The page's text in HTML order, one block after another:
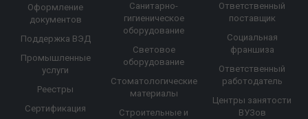
Оформление
документов
Поддержка ВЭД
Промышленные
услуги
Реестры
Сертификация
Санитарно-
гигиеническое
оборудование
Световое
оборудование
Стоматологические
материалы
Строительные и
Ответственный
поставщик
Социальная
франшиза
Ответственный
работодатель
Центры занятости
ВУЗов